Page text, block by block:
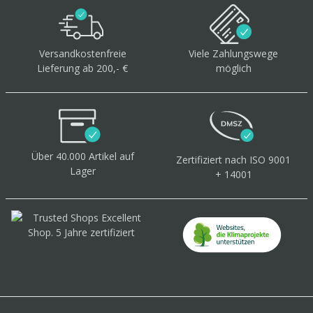
Versandkostenfreie
Lieferung ab 200,- €
Viele Zahlungswege
möglich
Über 40.000 Artikel auf
Lager
Zertifiziert nach ISO 9001
+ 14001